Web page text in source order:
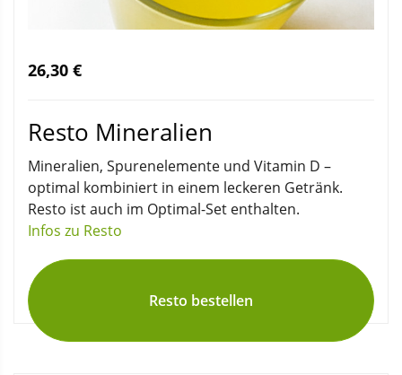
26,30 €
Resto Mineralien
Mineralien, Spurenelemente und Vitamin D –
optimal kombiniert in einem leckeren Getränk.
Resto ist auch im Optimal-Set enthalten.
Infos zu Resto
Resto bestellen